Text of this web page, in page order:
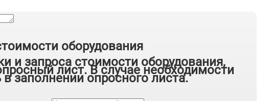
293
ширина-2550мм,
231 885 200
оборудования
и запроса стоимости оборудования,
лист. В случае необходимости
заполнении опросного листа.